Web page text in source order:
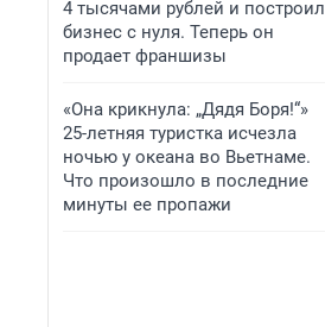
4 тысячами рублей и построил
бизнес с нуля. Теперь он
продает франшизы
«Она крикнула: „Дядя Боря!“»
25-летняя туристка исчезла
ночью у океана во Вьетнаме.
Что произошло в последние
минуты ее пропажи